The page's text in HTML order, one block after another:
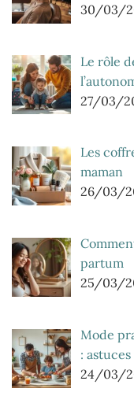
30/03/
Le rôle
27/03/
Les
maman
26/03/
partum
25/03/
Mode
:
24/03/